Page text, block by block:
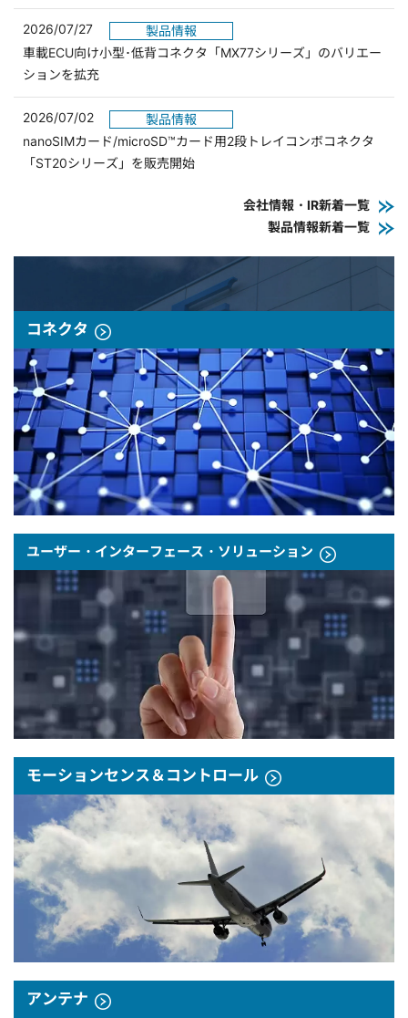
2026/07/27
製品情報
車載ECU向け小型･低背コネクタ「MX77シリーズ」のバリエー
ションを拡充
2026/07/02
製品情報
nanoSIMカード/microSD™カード用2段トレイコンボコネクタ
「ST20シリーズ」を販売開始
会社情報・IR新着一覧
製品情報新着一覧
コネクタ
ユーザー・インターフェース・ソリューション
モーションセンス＆コントロール
アンテナ